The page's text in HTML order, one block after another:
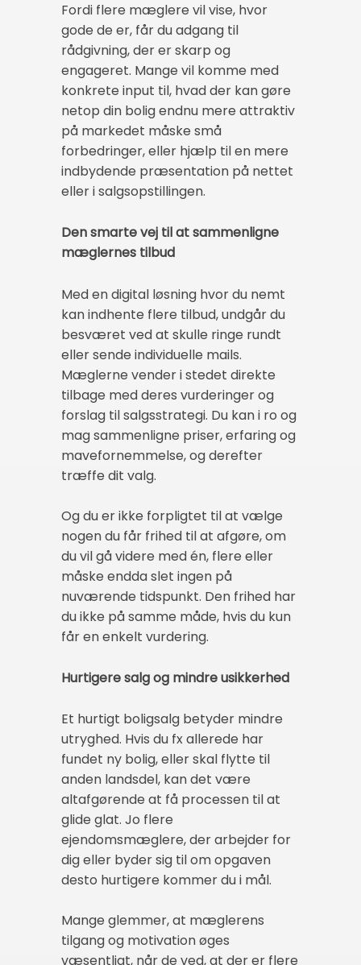
Fordi flere mæglere vil vise, hvor
gode de er, får du adgang til
rådgivning, der er skarp og
engageret. Mange vil komme med
konkrete input til, hvad der kan gøre
netop din bolig endnu mere attraktiv
på markedet måske små
forbedringer, eller hjælp til en mere
indbydende præsentation på nettet
eller i salgsopstillingen.
Den smarte vej til at sammenligne
mæglernes tilbud
Med en digital løsning hvor du nemt
kan indhente flere tilbud, undgår du
besværet ved at skulle ringe rundt
eller sende individuelle mails.
Mæglerne vender i stedet direkte
tilbage med deres vurderinger og
forslag til salgsstrategi. Du kan i ro og
mag sammenligne priser, erfaring og
mavefornemmelse, og derefter
træffe dit valg.
Og du er ikke forpligtet til at vælge
nogen du får frihed til at afgøre, om
du vil gå videre med én, flere eller
måske endda slet ingen på
nuværende tidspunkt. Den frihed har
du ikke på samme måde, hvis du kun
får en enkelt vurdering.
Hurtigere salg og mindre usikkerhed
Et hurtigt boligsalg betyder mindre
utryghed. Hvis du fx allerede har
fundet ny bolig, eller skal flytte til
anden landsdel, kan det være
altafgørende at få processen til at
glide glat. Jo flere
ejendomsmæglere, der arbejder for
dig eller byder sig til om opgaven
desto hurtigere kommer du i mål.
Mange glemmer, at mæglerens
tilgang og motivation øges
væsentligt, når de ved, at der er flere